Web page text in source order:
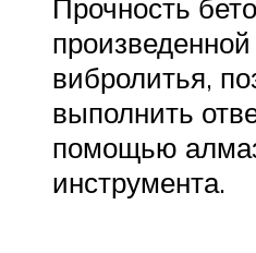
Прочность
вибролитья,
выполнить
помощью
инструмента.